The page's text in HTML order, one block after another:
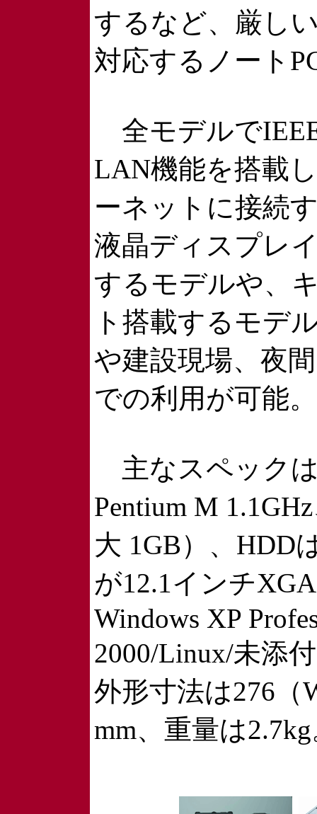
するなど、厳し
対応するノート
全モデルで
LAN機能を搭載
ーネットに接続
液晶ディスプレ
するモデルや、
ト搭載するモデ
や建設現場、夜
での利用が可能。
主なスペック
Pentium M
大 1GB）、HDD
が12.1インチ
Windows XP
2000/Linux/未添
外形寸法は276（
mm、重量は